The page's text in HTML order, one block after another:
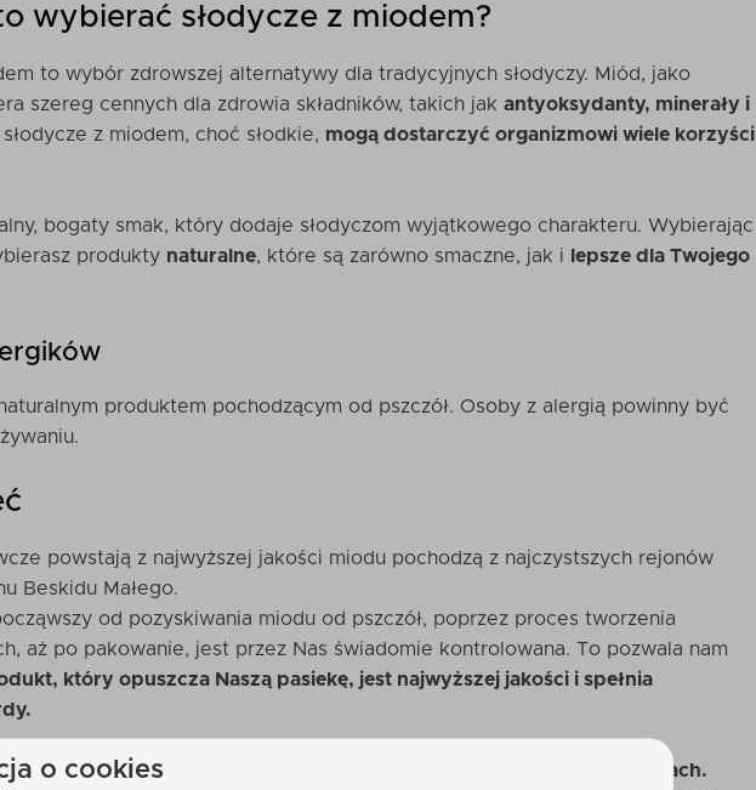
wybierać słodycze z miodem?
to wybór zdrowszej alternatywy dla tradycyjnych słodyczy. Miód, jako
szereg cennych dla zdrowia składników, takich jak antyoksydanty, minerały i
z miodem, choć słodkie, mogą dostarczyć organizmowi wiele korzyści
bogaty smak, który dodaje słodyczom wyjątkowego charakteru. Wybierając
produkty naturalne, które są zarówno smaczne, jak i
lepsze dla Twojego
produktem pochodzącym od pszczół. Osoby z alergią powinny być
powstają z najwyższej jakości miodu pochodzą z najczystszych rejonów
Beskidu Małego.
od pozyskiwania miodu od pszczół, poprzez proces tworzenia
aż po pakowanie, jest przez Nas świadomie kontrolowana. To pozwala nam
który opuszcza Naszą pasiekę, jest najwyższej jakości i spełnia
w Naszym sklepie internetowym
nie są testowane na zwierzętach.
o cookies